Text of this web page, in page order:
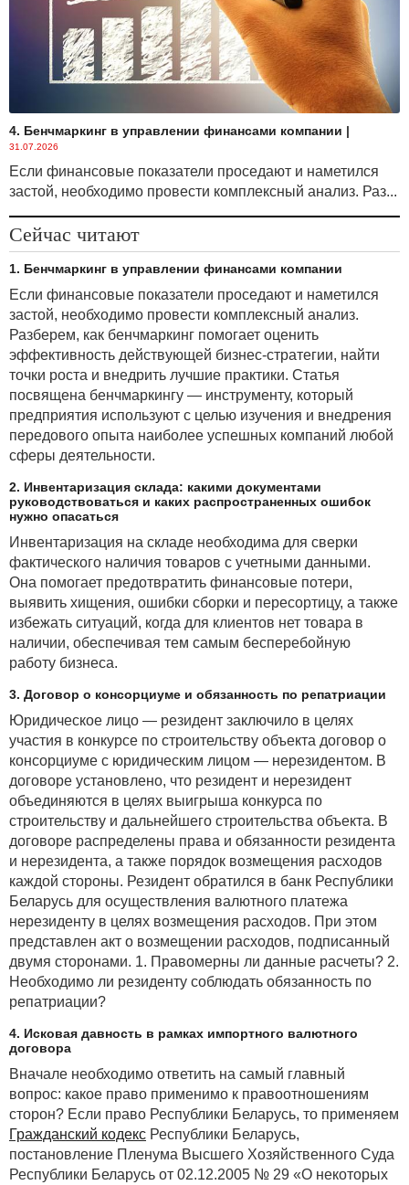
4. Бенчмаркинг в управлении финансами компании |
31.07.2026
Если финансовые показатели проседают и наметился
застой, необходимо провести комплексный анализ. Раз...
Сейчас читают
1. Бенчмаркинг в управлении финансами компании
Если финансовые показатели проседают и наметился
застой, необходимо провести комплексный анализ.
Разберем, как бенчмаркинг помогает оценить
эффективность действующей бизнес-стратегии, найти
точки роста и внедрить лучшие практики. Статья
посвящена бенчмаркингу — инструменту, который
предприятия используют с целью изучения и внедрения
передового опыта наиболее успешных компаний любой
сферы деятельности.
2. Инвентаризация склада: какими документами
руководствоваться и каких распространенных ошибок
нужно опасаться
Инвентаризация на складе необходима для сверки
фактического наличия товаров с учетными данными.
Она помогает предотвратить финансовые потери,
выявить хищения, ошибки сборки и пересортицу, а также
избежать ситуаций, когда для клиентов нет товара в
наличии, обеспечивая тем самым бесперебойную
работу бизнеса.
3. Договор о консорциуме и обязанность по репатриации
Юридическое лицо — резидент заключило в целях
участия в конкурсе по строительству объекта договор о
консорциуме с юридическим лицом — нерезидентом. В
договоре установлено, что резидент и нерезидент
объединяются в целях выигрыша конкурса по
строительству и дальнейшего строительства объекта. В
договоре распределены права и обязанности резидента
и нерезидента, а также порядок возмещения расходов
каждой стороны. Резидент обратился в банк Республики
Беларусь для осуществления валютного платежа
нерезиденту в целях возмещения расходов. При этом
представлен акт о возмещении расходов, подписанный
двумя сторонами. 1. Правомерны ли данные расчеты? 2.
Необходимо ли резиденту соблюдать обязанность по
репатриации?
4. Исковая давность в рамках импортного валютного
договора
Вначале необходимо ответить на самый главный
вопрос: какое право применимо к правоотношениям
сторон? Если право Республики Беларусь, то применяем
Гражданский кодекс Республики Беларусь,
постановление Пленума Высшего Хозяйственного Суда
Республики Беларусь от 02.12.2005 № 29 «О некоторых